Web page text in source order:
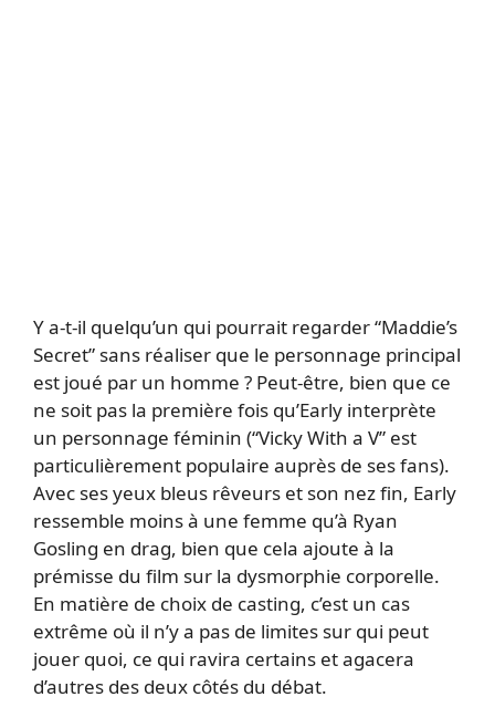
Y a-t-il quelqu’un qui pourrait regarder “Maddie’s
Secret” sans réaliser que le personnage principal
est joué par un homme ? Peut-être, bien que ce
ne soit pas la première fois qu’Early interprète
un personnage féminin (“Vicky With a V” est
particulièrement populaire auprès de ses fans).
Avec ses yeux bleus rêveurs et son nez fin, Early
ressemble moins à une femme qu’à Ryan
Gosling en drag, bien que cela ajoute à la
prémisse du film sur la dysmorphie corporelle.
En matière de choix de casting, c’est un cas
extrême où il n’y a pas de limites sur qui peut
jouer quoi, ce qui ravira certains et agacera
d’autres des deux côtés du débat.